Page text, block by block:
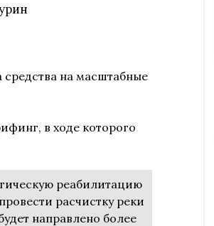
средства на масштабные
в ходе которого
реабилитацию
расчистку реки
направлено более